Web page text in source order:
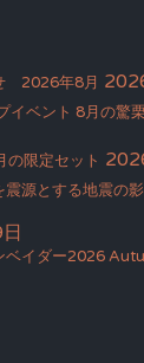
2026年8月
イベント 8月の驚
の限定セット
震源とする地震の
ベイダー2026